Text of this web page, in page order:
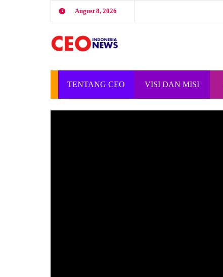
August 8, 2026
TENTANG CEO
INDONESIA
VISI DAN MISI
CEO INDONESIA